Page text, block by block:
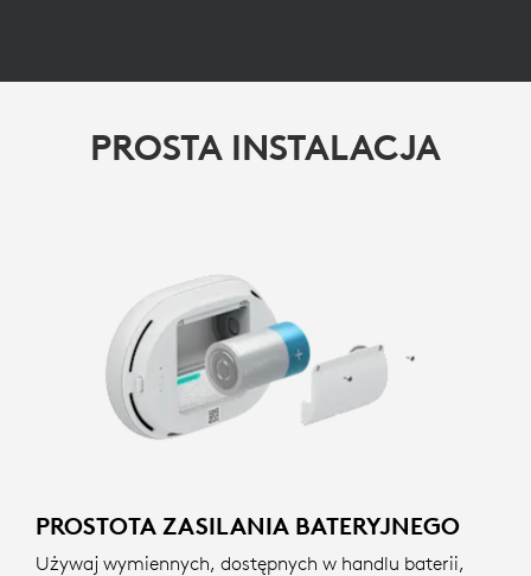
PROSTA INSTALACJA
PROSTOTA ZASILANIA BATERYJNEGO
Używaj wymiennych, dostępnych w handlu baterii,